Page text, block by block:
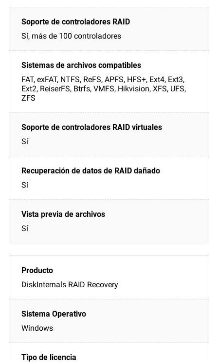
Sí, más de 100 controladores
FAT, exFAT, NTFS, ReFS, APFS, HFS+, Ext4, Ext3,
Ext2, ReiserFS, Btrfs, VMFS, Hikvision, XFS, UFS,
ZFS
Sí
Sí
Sí
DiskInternals RAID Recovery
Windows